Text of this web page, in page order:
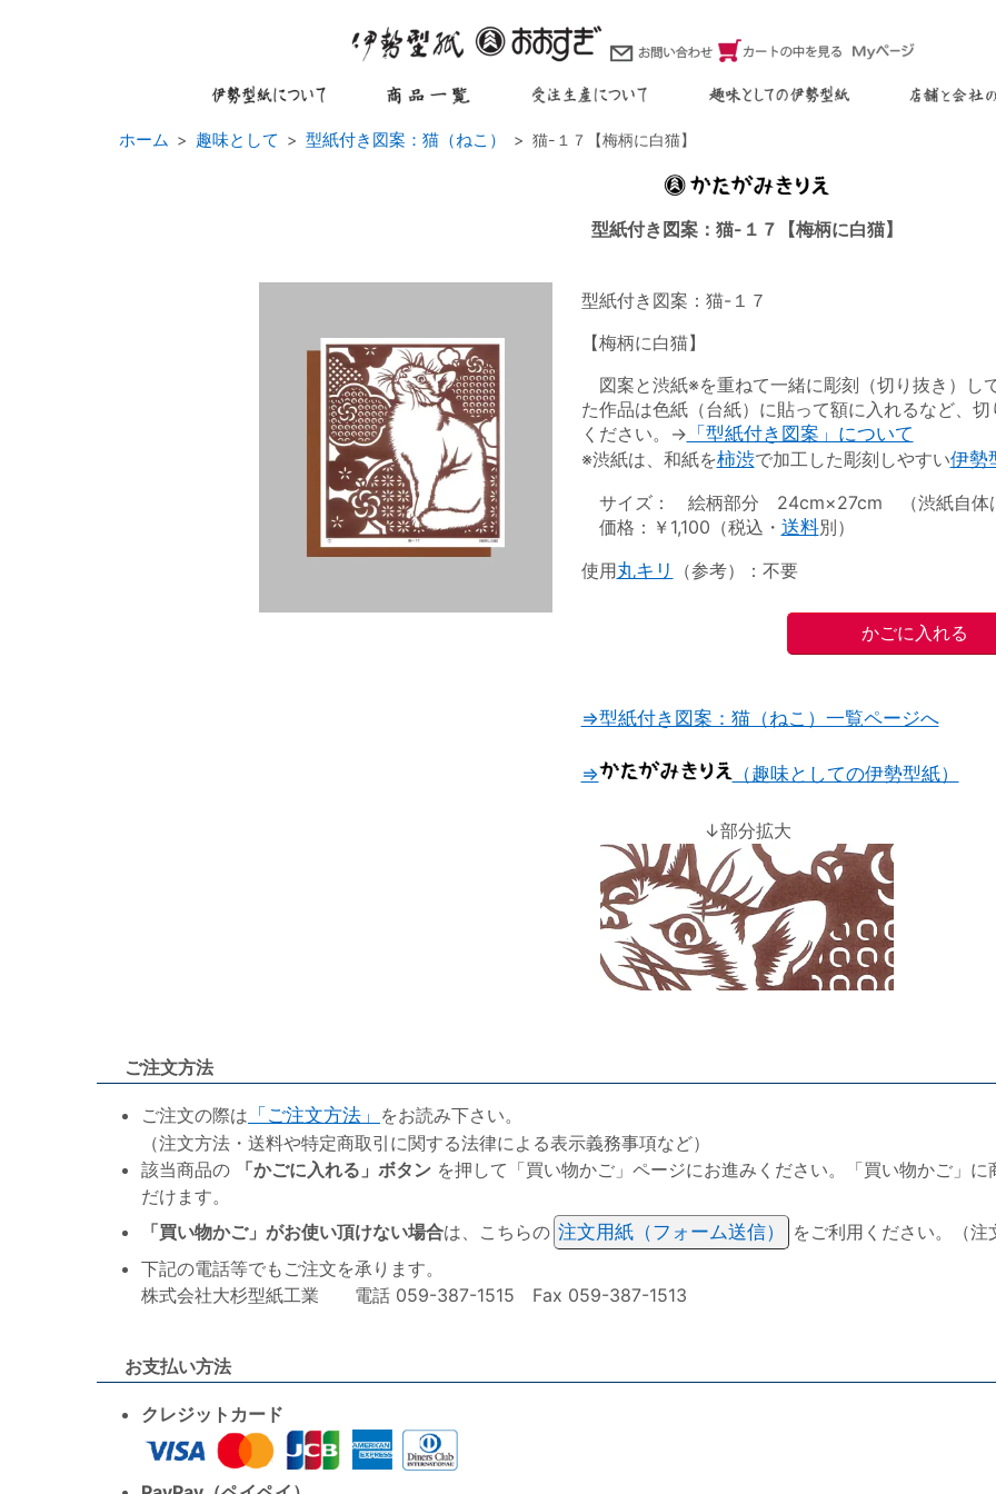
ホーム 趣味として 型紙付き図案：猫（ねこ） 猫-１７【梅柄に白猫】
型紙付き図案：猫-１７【梅柄に白猫】
型紙付き図案：猫-１７
【梅柄に白猫】
図案と渋紙※を重ねて一緒に彫刻（切り抜き）し
た作品は色紙（台紙）に貼って額に入れるなど、
ください。→ 「型紙付き図案」について
※渋紙は、和紙を柿渋で加工した彫刻しやすい伊勢
サイズ： 絵柄部分 24cm×27cm （渋紙自体
価格：￥1,100（税込・ 送料別）
使用丸キリ （参考）：不要
⇒型紙付き図案：猫（ねこ）一覧ページへ
⇒ （趣味としての伊勢型紙）
↓部分拡大
ご注文方法
ご注文の際は 「ご注文方法」 をお読み下さい。
（注文方法・送料や特定商取引に関する法律による表示義務事項など）
該当商品の
「かごに入れる」ボタン を押して「買い物かご」ページにお進みください。「買い物かご」
だけます。
「買い物かご」がお使い頂けない場合は、こちらの 注文用紙（フォーム送信）
をご利用ください。（注
下記の電話等でもご注文を承ります。
株式会社大杉型紙工業 電話 059-387-1515 Fax 059-387-1513
お支払い方法
クレジットカード